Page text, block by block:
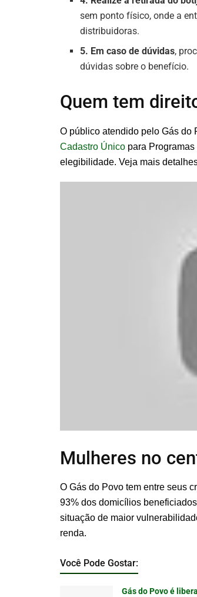
sem ponto físico, onde a
distribuidoras.
5. Em caso de dúvidas,
dúvidas sobre o benefício.
Quem tem
O público atendido pelo Gás do
Cadastro Único para
elegibilidade. Veja mais
Mulheres no
O Gás do Povo tem entre seus
93% dos domicílios
situação de maior
renda.
Você Pode Gostar:
Gás do Povo é